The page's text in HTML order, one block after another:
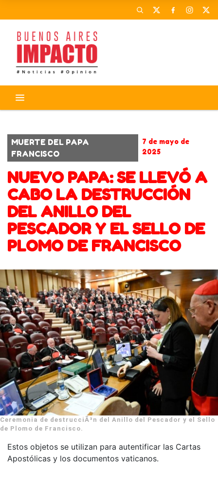
MUERTE DEL PAPA
FRANCISCO
7 de mayo de
2025
NUEVO PAPA: SE LLEVÓ A
CABO LA DESTRUCCIÓN
DEL ANILLO DEL
PESCADOR Y EL SELLO DE
PLOMO DE FRANCISCO
Ceremonia de destrucciÃ³n del Anillo del Pescador y el Sello
de Plomo de Francisco.
Estos objetos se utilizan para autentificar las Cartas
Apostólicas y los documentos vaticanos.